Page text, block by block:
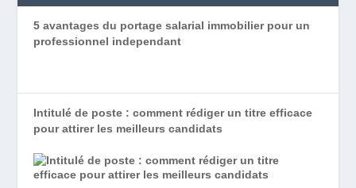
5 avantages du portage salarial immobilier pour un
professionnel independant
Intitulé de poste : comment rédiger un titre efficace
pour attirer les meilleurs candidats